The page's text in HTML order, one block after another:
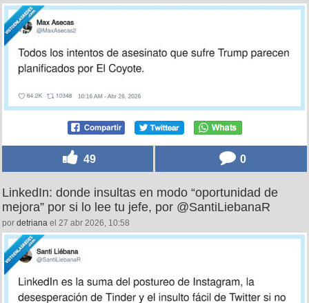
49 0
LinkedIn: donde insultas en modo “oportunidad de
mejora” por si lo lee tu jefe, por @SantiLiebanaR
por detriana el 27 abr 2026, 10:58